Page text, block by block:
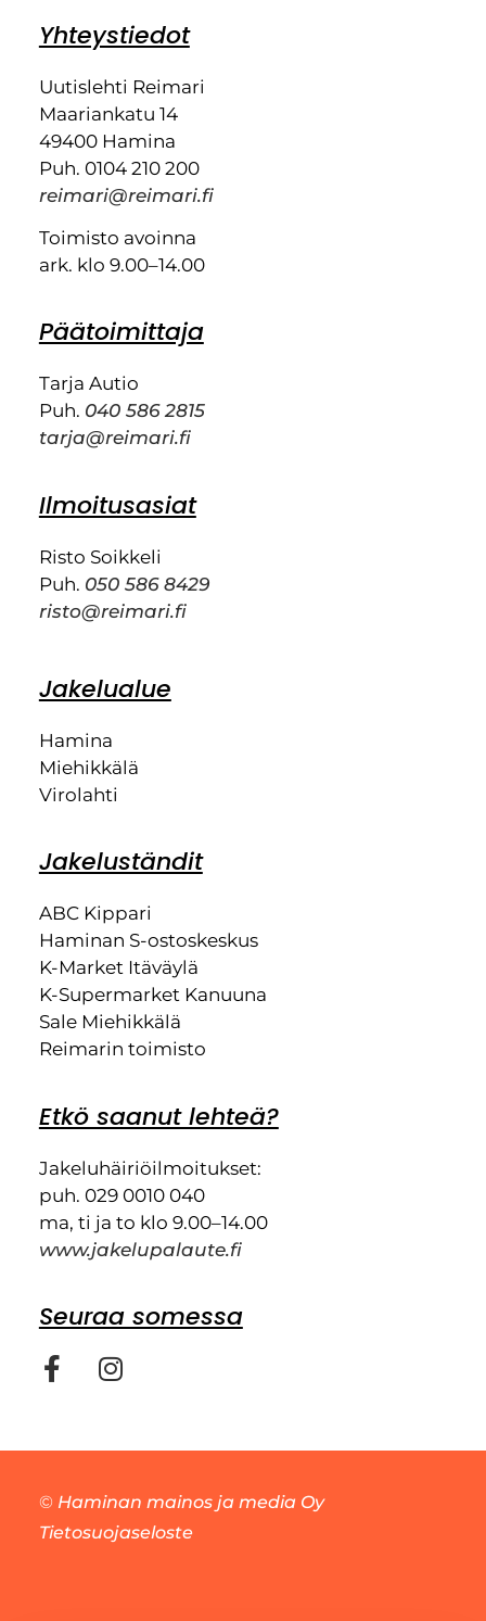
Yhteystiedot
Uutislehti Reimari
Maariankatu 14
49400 Hamina
Puh. 0104 210 200
reimari@reimari.fi
Toimisto avoinna
ark. klo 9.00–14.00
Päätoimittaja
Tarja Autio
Puh. 040 586 2815
tarja@reimari.fi
Ilmoitusasiat
Risto Soikkeli
Puh. 050 586 8429
risto@reimari.fi
Jakelualue
Hamina
Miehikkälä
Virolahti
Jakeluständit
ABC Kippari
Haminan S-ostoskeskus
K-Market Itäväylä
K-Supermarket Kanuuna
Sale Miehikkälä
Reimarin toimisto
Etkö saanut lehteä?
Jakeluhäiriöilmoitukset:
puh. 029 0010 040
ma, ti ja to klo 9.00–14.00
www.jakelupalaute.fi
Seuraa somessa
© Haminan mainos ja media Oy
Tietosuojaseloste